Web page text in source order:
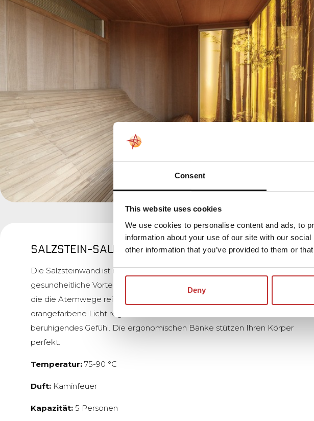
Consent
This website uses cookies
We use cookies to personalise content and ads, to
information about your use of our site with our
other information that you’ve provided to them or
Deny
SALZSTEIN-SAUNA
Die Salzsteinwand ist nicht nur optisch wunderschön, sondern hat auch
gesundheitliche Vorteile. Bei Erwärmung gibt das Salz negative Ionen ab,
die die Atemwege reinigen und bei Atemproblemen helfen können. Das
orangefarbene Licht regt die Kreativität an und vermittelt ein warmes,
beruhigendes Gefühl. Die ergonomischen Bänke stützen Ihren Körper
perfekt.
Temperatur: 75-90 °C
Duft: Kaminfeuer
Kapazität: 5 Personen